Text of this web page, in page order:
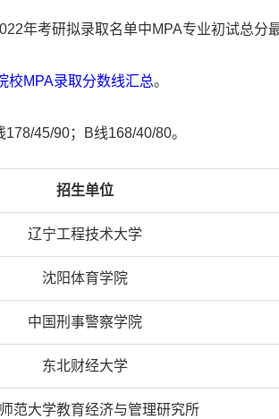
年考研拟录取名单中MPA专业初试总分
校MPA录取分数线汇总。
45/90；B线168/40/80。
招生单位
辽宁工程技术大学
沈阳体育学院
中国刑事警察学院
东北财经大学
范大学教育经济与管理研究所